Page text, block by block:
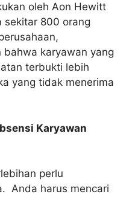
oleh Aon Hewitt
sekitar 800 orang
bahwa karyawan yang
terbukti lebih
yang tidak menerima
Karyawan
perlu
Anda harus mencari